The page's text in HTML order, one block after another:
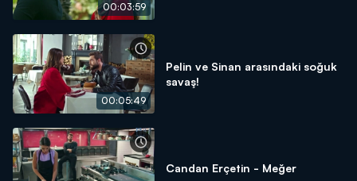
00:03:59
00:05:49
Pelin ve Sinan arasındaki soğuk
savaş!
Candan Erçetin - Meğer